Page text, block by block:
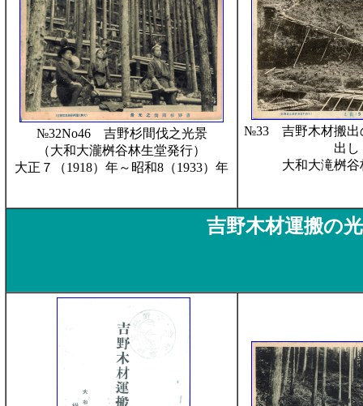
№32No46 吉野杉間伐之光景
（大和大瀧桝谷林生堂発行）
大正７（1918）年～昭和8（1933）年
№33 吉野木材搬出
出
大和大滝桝
吉野木材運搬の